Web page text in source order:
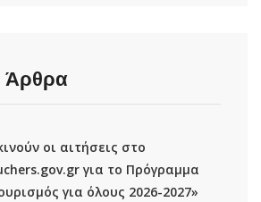
Άρθρα
οι αιτήσεις στο
για το Πρόγραμμα
για όλους 2026-2027»